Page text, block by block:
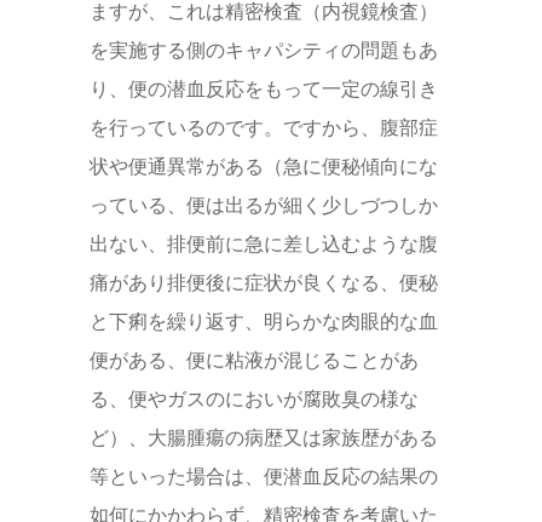
ますが、これは精密検査（内視鏡検査）
を実施する側のキャパシティの問題もあ
り、便の潜血反応をもって一定の線引き
を行っているのです。ですから、腹部症
状や便通異常がある（急に便秘傾向にな
っている、便は出るが細く少しづつしか
出ない、排便前に急に差し込むような腹
痛があり排便後に症状が良くなる、便秘
と下痢を繰り返す、明らかな肉眼的な血
便がある、便に粘液が混じることがあ
る、便やガスのにおいが腐敗臭の様な
ど）、大腸腫瘍の病歴又は家族歴がある
等といった場合は、便潜血反応の結果の
如何にかかわらず、精密検査を考慮いた